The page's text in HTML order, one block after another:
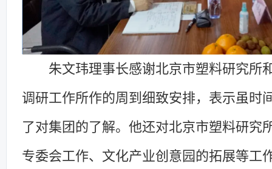
朱文玮理事长感谢北京市塑料研究所
调研工作所作的周到细致安排，表示虽时
了对集团的了解。他还对北京市塑料研究
专委会工作、文化产业创意园的拓展等工